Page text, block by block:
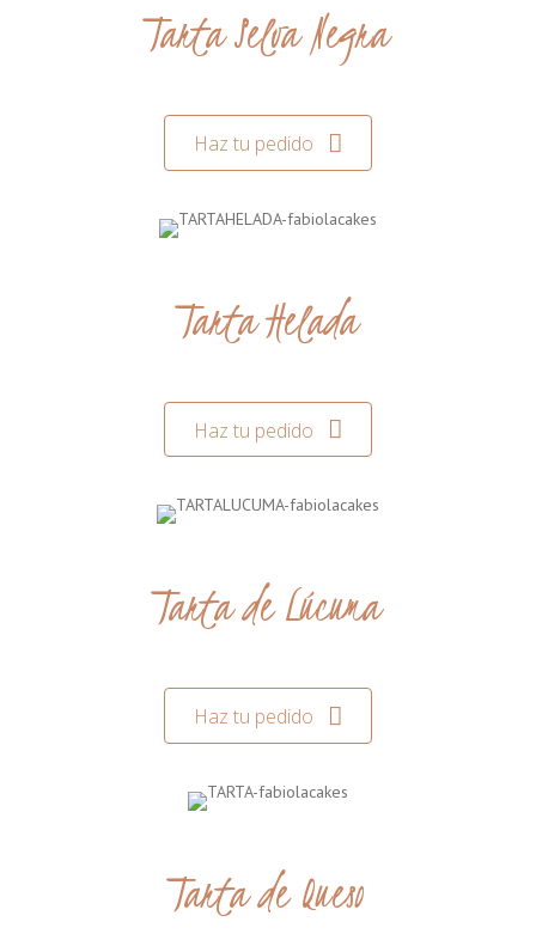
Tarta Selva Negra
Haz tu pedido
Tarta Helada
Haz tu pedido
Tarta de Lúcuma
Haz tu pedido
Tarta de Queso